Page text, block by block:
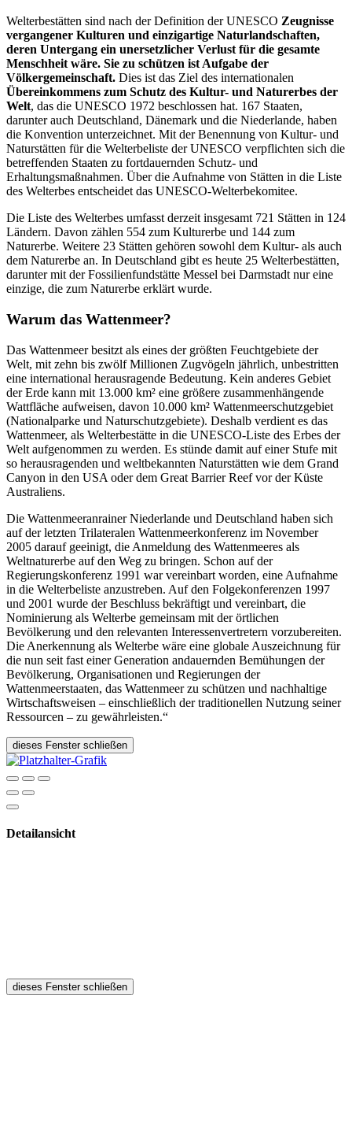
Welterbestätten sind nach der Definition der UNESCO Zeugnisse
vergangener Kulturen und einzigartige Naturlandschaften,
deren Untergang ein unersetzlicher Verlust für die gesamte
Menschheit wäre. Sie zu schützen ist Aufgabe der
Völkergemeinschaft. Dies ist das Ziel des internationalen
Übereinkommens zum Schutz des Kultur- und Naturerbes der
Welt, das die UNESCO 1972 beschlossen hat. 167 Staaten,
darunter auch Deutschland, Dänemark und die Niederlande, haben
die Konvention unterzeichnet. Mit der Benennung von Kultur- und
Naturstätten für die Welterbeliste der UNESCO verpflichten sich die
betreffenden Staaten zu fortdauernden Schutz- und
Erhaltungsmaßnahmen. Über die Aufnahme von Stätten in die Liste
des Welterbes entscheidet das UNESCO-Welterbekomitee.
Die Liste des Welterbes umfasst derzeit insgesamt 721 Stätten in 124
Ländern. Davon zählen 554 zum Kulturerbe und 144 zum
Naturerbe. Weitere 23 Stätten gehören sowohl dem Kultur- als auch
dem Naturerbe an. In Deutschland gibt es heute 25 Welterbestätten,
darunter mit der Fossilienfundstätte Messel bei Darmstadt nur eine
einzige, die zum Naturerbe erklärt wurde.
Warum das Wattenmeer?
Das Wattenmeer besitzt als eines der größten Feuchtgebiete der
Welt, mit zehn bis zwölf Millionen Zugvögeln jährlich, unbestritten
eine international herausragende Bedeutung. Kein anderes Gebiet
der Erde kann mit 13.000 km² eine größere zusammenhängende
Wattfläche aufweisen, davon 10.000 km² Wattenmeerschutzgebiet
(Nationalparke und Naturschutzgebiete). Deshalb verdient es das
Wattenmeer, als Welterbestätte in die UNESCO-Liste des Erbes der
Welt aufgenommen zu werden. Es stünde damit auf einer Stufe mit
so herausragenden und weltbekannten Naturstätten wie dem Grand
Canyon in den USA oder dem Great Barrier Reef vor der Küste
Australiens.
Die Wattenmeeranrainer Niederlande und Deutschland haben sich
auf der letzten Trilateralen Wattenmeerkonferenz im November
2005 darauf geeinigt, die Anmeldung des Wattenmeeres als
Weltnaturerbe auf den Weg zu bringen. Schon auf der
Regierungskonferenz 1991 war vereinbart worden, eine Aufnahme
in die Welterbeliste anzustreben. Auf den Folgekonferenzen 1997
und 2001 wurde der Beschluss bekräftigt und vereinbart, die
Nominierung als Welterbe gemeinsam mit der örtlichen
Bevölkerung und den relevanten Interessenvertretern vorzubereiten.
Die Anerkennung als Welterbe wäre eine globale Auszeichnung für
die nun seit fast einer Generation andauernden Bemühungen der
Bevölkerung, Organisationen und Regierungen der
Wattenmeerstaaten, das Wattenmeer zu schützen und nachhaltige
Wirtschaftsweisen – einschließlich der traditionellen Nutzung seiner
Ressourcen – zu gewährleisten.“
dieses Fenster schließen
Detailansicht
dieses Fenster schließen